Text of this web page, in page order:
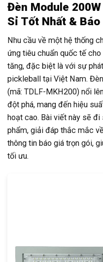
Đèn Module
Sỉ Tốt Nhất & Báo
Nhu cầu về một hệ thống
ứng tiêu chuẩn quốc tế
tăng, đặc biệt là với sự
pickleball tại Việt Nam.
(mã: TDLF-MKH200) nổi
đột phá, mang đến hiệu
hoạt cao. Bài viết này sẽ
phẩm, giải đáp thắc mắc
thông tin báo giá trọn gói,
tối ưu.